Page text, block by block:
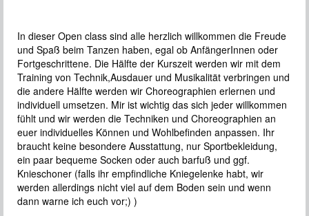
In dieser Open class sind alle herzlich willkommen die Freude
und Spaß beim Tanzen haben, egal ob AnfängerInnen oder
Fortgeschrittene. Die Hälfte der Kurszeit werden wir mit dem
Training von Technik,Ausdauer und Musikalität verbringen und
die andere Hälfte werden wir Choreographien erlernen und
individuell umsetzen. Mir ist wichtig das sich jeder willkommen
fühlt und wir werden die Techniken und Choreographien an
euer individuelles Können und Wohlbefinden anpassen. Ihr
braucht keine besondere Ausstattung, nur Sportbekleidung,
ein paar bequeme Socken oder auch barfuß und ggf.
Knieschoner (falls ihr empfindliche Kniegelenke habt, wir
werden allerdings nicht viel auf dem Boden sein und wenn
dann warne ich euch vor;) )